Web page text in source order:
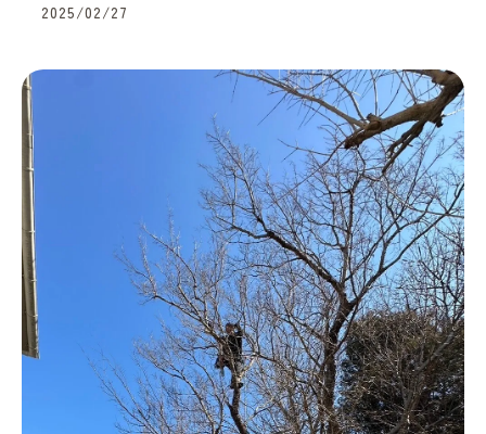
2025/02/27